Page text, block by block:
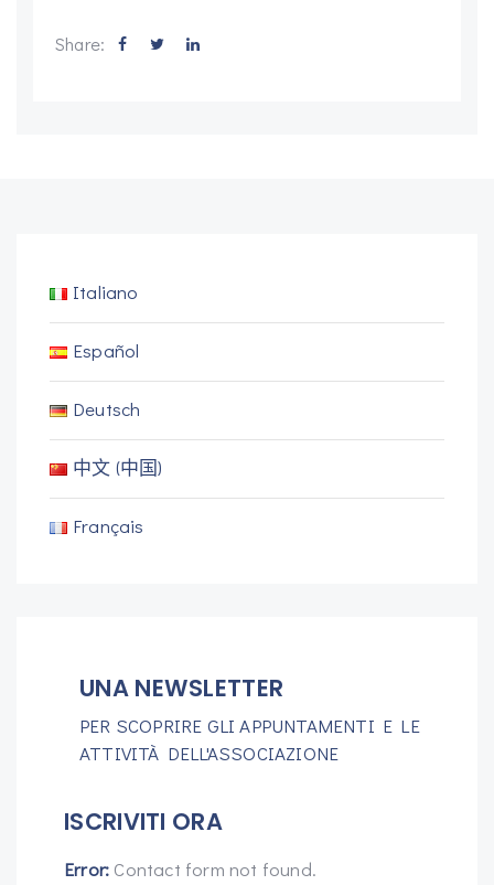
Share:
Italiano
Español
Deutsch
中文 (中国)
Français
UNA NEWSLETTER
PER SCOPRIRE GLI APPUNTAMENTI E LE
ATTIVITÀ DELL'ASSOCIAZIONE
ISCRIVITI ORA
Error: Contact form not found.